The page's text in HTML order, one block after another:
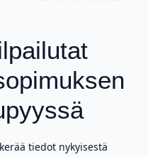
tiedot nykyisestä